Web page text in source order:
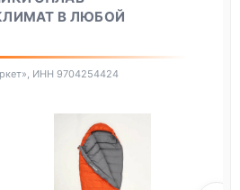
В ЛЮБОЙ
ИНН 9704254424